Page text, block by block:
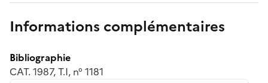
Informations complémentaires
Bibliographie
CAT. 1987, T.I, n° 1181